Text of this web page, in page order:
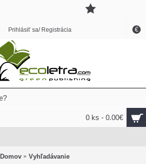
€
Prihlásiť sa/ Registrácia
0 ks - 0.00€
Domov Vyhľadávanie